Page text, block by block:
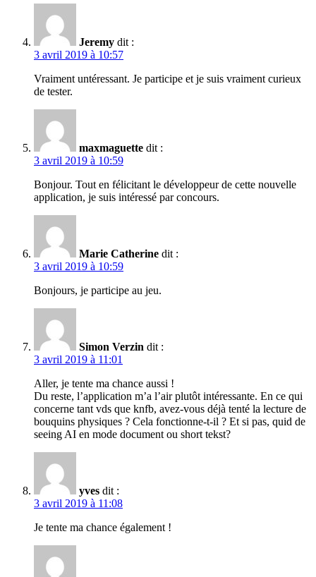
Jeremy dit :
3 avril 2019 à 10:57
Vraiment untéressant. Je participe et je suis vraiment curieux
de tester.
maxmaguette dit :
3 avril 2019 à 10:59
Bonjour. Tout en félicitant le développeur de cette nouvelle
application, je suis intéressé par concours.
Marie Catherine dit :
3 avril 2019 à 10:59
Bonjours, je participe au jeu.
Simon Verzin dit :
3 avril 2019 à 11:01
Aller, je tente ma chance aussi !
Du reste, l’application m’a l’air plutôt intéressante. En ce qui
concerne tant vds que knfb, avez-vous déjà tenté la lecture de
bouquins physiques ? Cela fonctionne-t-il ? Et si pas, quid de
seeing AI en mode document ou short tekst?
yves dit :
3 avril 2019 à 11:08
Je tente ma chance également !